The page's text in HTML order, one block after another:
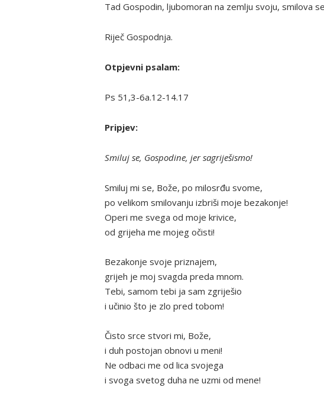
Tad Gospodin, ljubomoran na zemlju svoju, smilova
Riječ Gospodnja.
Otpjevni psalam:
Ps 51,3-6a.12-14.17
Pripjev:
Smiluj se, Gospodine, jer sagriješismo!
Smiluj mi se, Bože, po milosrđu svome,
po velikom smilovanju izbriši moje bezakonje!
Operi me svega od moje krivice,
od grijeha me mojeg očisti!
Bezakonje svoje priznajem,
grijeh je moj svagda preda mnom.
Tebi, samom tebi ja sam zgriješio
i učinio što je zlo pred tobom!
Čisto srce stvori mi, Bože,
i duh postojan obnovi u meni!
Ne odbaci me od lica svojega
i svoga svetog duha ne uzmi od mene!